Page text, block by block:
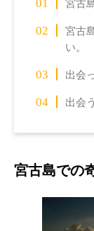
宮古
宮古
い。
出会
出会
宮古島での